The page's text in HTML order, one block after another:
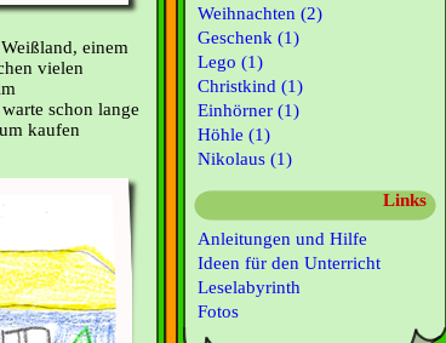
einem
vielen
schon lange
kaufen
Weihnachten (2)
Geschenk (1)
Lego (1)
Christkind (1)
Einhörner (1)
Höhle (1)
Nikolaus (1)
Links
Anleitungen und Hilfe
Ideen für den Unterricht
Leselabyrinth
Fotos